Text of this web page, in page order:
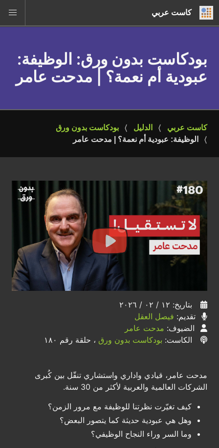
كاست عربي
بودكاست بدون ورق: الوظيفة:
عبودية أم نعمة؟ | مدحت عامر
كاست عربي الدليل
بودكاست بدون ورق
الوظيفة: عبودية أم نعمة؟ | مدحت عامر
بتاريخ: ١٢ / ٠٢ / ٢٠٢٦
تقديم: فيصل العقل
الضيوف: مدحت عامر
الكاست: بودكاست بدون ورق ، حلقة رقم ١٨٠
مدحت عامر، قيادي واداري واستشاري تنقّل بين كُبرى
الشركات العالمية والعربية لأكثر من 30 سنة.
كيف تغيّرت نظرتنا للوظيفة مع مرور الزمن؟
وهل هي عبودية حديثة كما يتصور البعض؟
وما السر وراء النجاح الوظيفي؟